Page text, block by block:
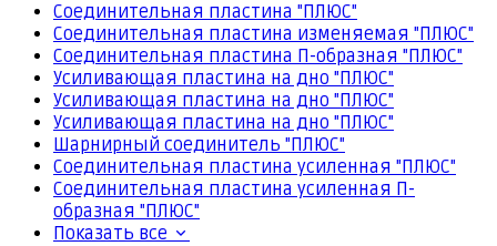
Соединительная пластина "ПЛЮС"
Соединительная пластина изменяемая "ПЛЮС"
Соединительная пластина П-образная "ПЛЮС"
Усиливающая пластина на дно "ПЛЮС"
Усиливающая пластина на дно "ПЛЮС"
Усиливающая пластина на дно "ПЛЮС"
Шарнирный соединитель "ПЛЮС"
Соединительная пластина усиленная "ПЛЮС"
Соединительная пластина усиленная П-
образная "ПЛЮС"
Показать все